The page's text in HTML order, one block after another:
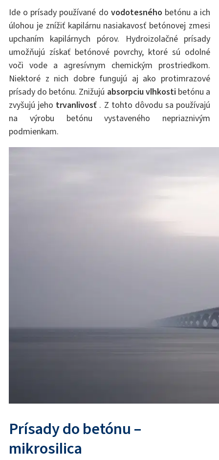
Ide o prísady používané do vodotesného betónu a ich
úlohou je znížiť kapilárnu nasiakavosť betónovej zmesi
upchaním kapilárnych pórov. Hydroizolačné prísady
umožňujú získať betónové povrchy, ktoré sú odolné
voči vode a agresívnym chemickým prostriedkom.
Niektoré z nich dobre fungujú aj ako protimrazové
prísady do betónu. Znižujú absorpciu vlhkostibetónu a
zvyšujú jeho trvanlivosť . Z tohto dôvodu sa používajú
na výrobu betónu vystaveného nepriaznivým
podmienkam.
Prísady do betónu –
mikrosilica